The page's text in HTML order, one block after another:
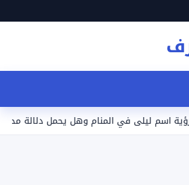
ليلى في المنام وهل يحمل دلالة محددة؟